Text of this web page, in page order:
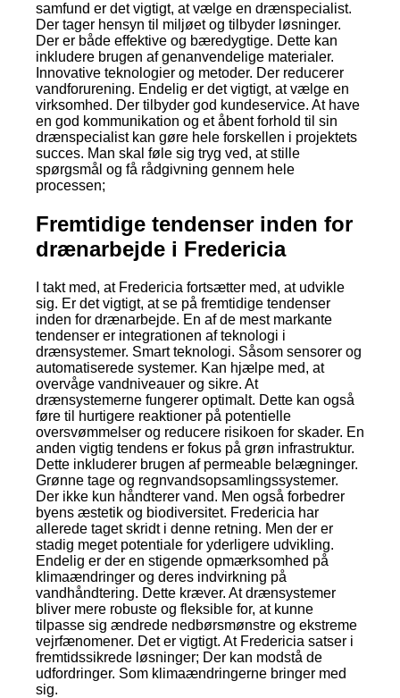
samfund er det vigtigt, at vælge en drænspecialist.
Der tager hensyn til miljøet og tilbyder løsninger.
Der er både effektive og bæredygtige. Dette kan
inkludere brugen af genanvendelige materialer.
Innovative teknologier og metoder. Der reducerer
vandforurening. Endelig er det vigtigt, at vælge en
virksomhed. Der tilbyder god kundeservice. At have
en god kommunikation og et åbent forhold til sin
drænspecialist kan gøre hele forskellen i projektets
succes. Man skal føle sig tryg ved, at stille
spørgsmål og få rådgivning gennem hele
processen;
Fremtidige tendenser inden for
drænarbejde i Fredericia
I takt med, at Fredericia fortsætter med, at udvikle
sig. Er det vigtigt, at se på fremtidige tendenser
inden for drænarbejde. En af de mest markante
tendenser er integrationen af teknologi i
drænsystemer. Smart teknologi. Såsom sensorer og
automatiserede systemer. Kan hjælpe med, at
overvåge vandniveauer og sikre. At
drænsystemerne fungerer optimalt. Dette kan også
føre til hurtigere reaktioner på potentielle
oversvømmelser og reducere risikoen for skader. En
anden vigtig tendens er fokus på grøn infrastruktur.
Dette inkluderer brugen af permeable belægninger.
Grønne tage og regnvandsopsamlingssystemer.
Der ikke kun håndterer vand. Men også forbedrer
byens æstetik og biodiversitet. Fredericia har
allerede taget skridt i denne retning. Men der er
stadig meget potentiale for yderligere udvikling.
Endelig er der en stigende opmærksomhed på
klimaændringer og deres indvirkning på
vandhåndtering. Dette kræver. At drænsystemer
bliver mere robuste og fleksible for, at kunne
tilpasse sig ændrede nedbørsmønstre og ekstreme
vejrfænomener. Det er vigtigt. At Fredericia satser i
fremtidssikrede løsninger; Der kan modstå de
udfordringer. Som klimaændringerne bringer med
sig.